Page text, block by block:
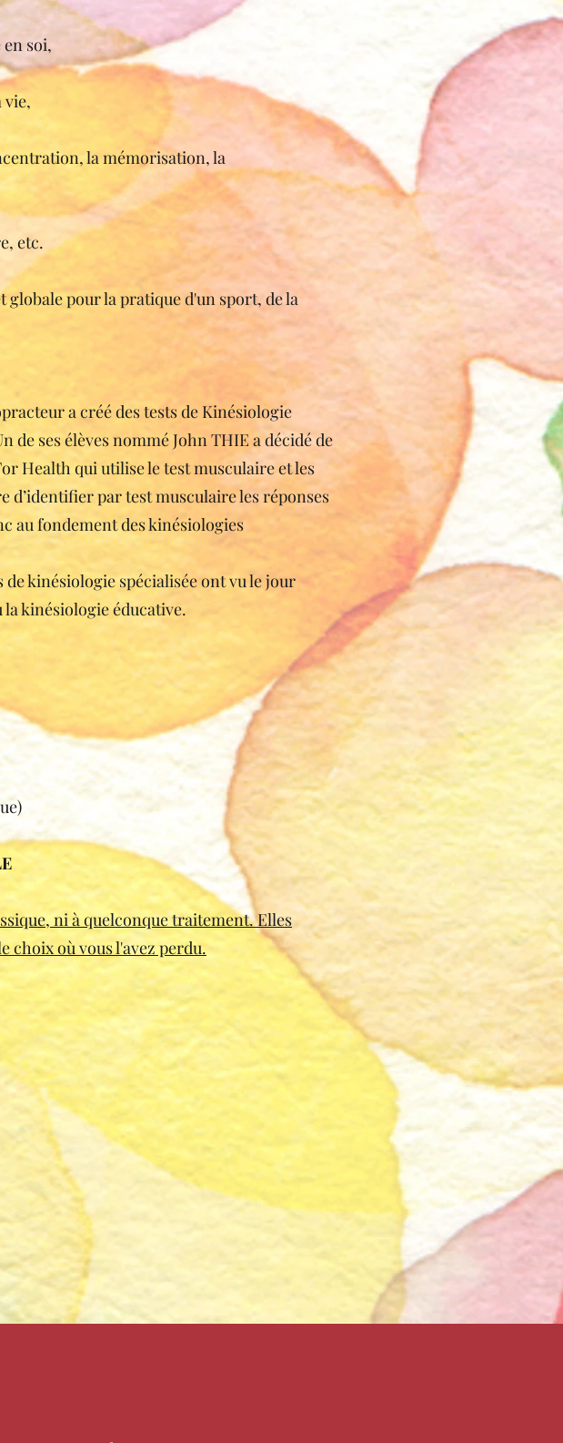
soi,
vie,
la mémorisation, la
etc.
globale pour la pratique d'un sport, de la
a créé des tests de Kinésiologie
de ses élèves nommé John THIE a décidé de
Health qui utilise le test musculaire et les
d’identifier par test musculaire les réponses
au fondement des kinésiologies
kinésiologie spécialisée ont vu le jour
kinésiologie éducative.
ni à quelconque traitement. Elles
choix où vous l'avez perdu.